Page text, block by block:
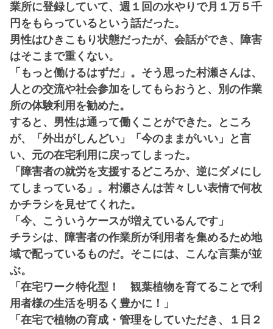
業所に登録していて、週１回の水やりで月１万５千
円をもらっているという話だった。
男性はひきこもり状態だったが、会話ができ、障害
はそこまで重くない。
「もっと働けるはずだ」。そう思った村瀬さんは、
人との交流や社会参加をしてもらおうと、別の作業
所の体験利用を勧めた。
すると、男性は通って働くことができた。ところ
が、「外出がしんどい」「今のままがいい」と言
い、元の在宅利用に戻ってしまった。
「障害者の就労を支援するどころか、逆にダメにし
てしまっている」。村瀬さんは苦々しい表情で何枚
かチラシを見せてくれた。
「今、こういうケースが増えているんです」
チラシは、障害者の作業所が利用者を集めるため地
域で配っているものだ。そこには、こんな言葉が並
ぶ。
「在宅ワーク特化型！ 観葉植物を育てることで利
用者様の生活を明るく豊かに！」
「在宅で植物の育成・管理をしていただき、１日２